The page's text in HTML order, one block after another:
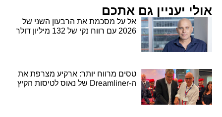
אולי יעניין גם אתכם
אל על מסכמת את הרבעון השני של
2026 עם רווח נקי של 132 מיליון דולר
טסים מרווח יותר: ארקיע מצרפת את
ה-Dreamliner של נאוס לטיסות הקיץ